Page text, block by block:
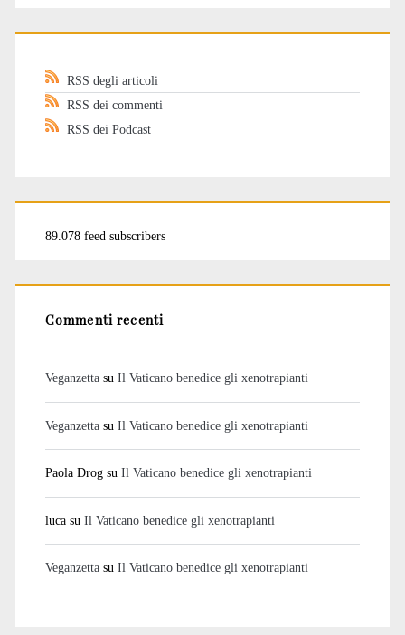
RSS degli articoli
RSS dei commenti
RSS dei Podcast
89.078 feed subscribers
Commenti recenti
Veganzettasu Il Vaticano benedice gli xenotrapianti
Veganzettasu Il Vaticano benedice gli xenotrapianti
Paola Drogsu Il Vaticano benedice gli xenotrapianti
lucasu Il Vaticano benedice gli xenotrapianti
Veganzettasu Il Vaticano benedice gli xenotrapianti